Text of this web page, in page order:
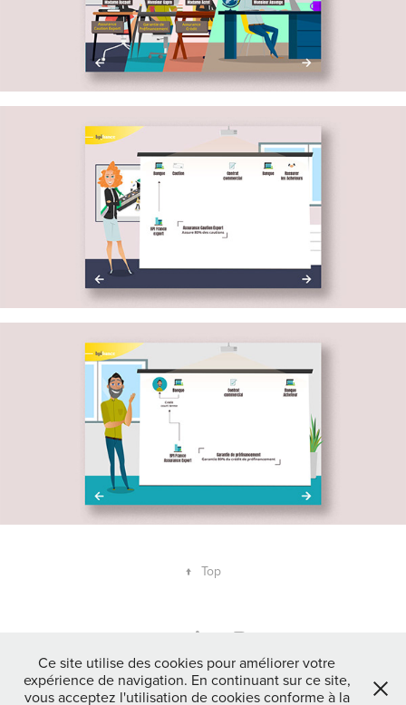
↑ Top
Géraud BAUZA | Directeur artistique indépendant - Communication
globale + E-learning. Toute reproduction partielle ou totale des éléments
Ce site utilise des cookies pour améliorer votre
expérience de navigation. En continuant sur ce site,
vous acceptez l'utilisation de cookies conforme à la